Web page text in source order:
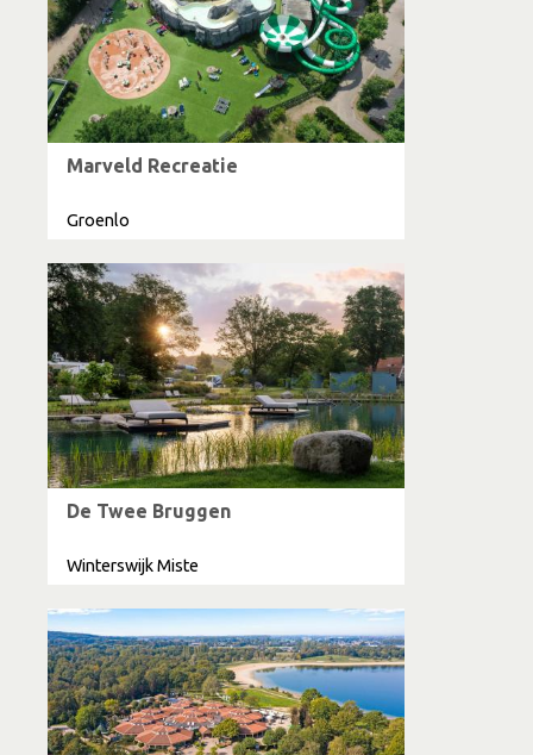
Marveld Recreatie
Groenlo
De Twee Bruggen
Winterswijk Miste